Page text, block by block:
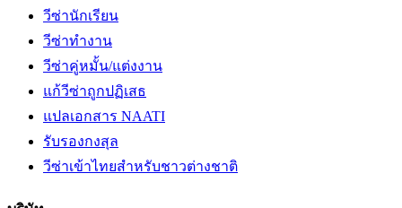
วีซ่านักเรียน
วีซ่าทำงาน
วีซ่าคู่หมั้น/แต่งงาน
แก้วีซ่าถูกปฏิเสธ
แปลเอกสาร NAATI
รับรองกงสุล
วีซ่าเข้าไทยสำหรับชาวต่างชาติ